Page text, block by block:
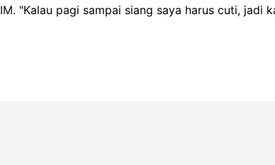
"Kalau pagi sampai siang saya harus cuti, jadi